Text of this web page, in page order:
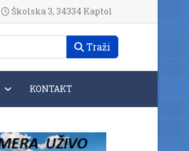
Školska 3, 34334 Kaptol
Traži
KONTAKT